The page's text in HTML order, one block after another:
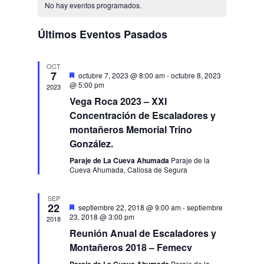
fecha.
de
No hay eventos programados.
Últimos Eventos Pasados
OCT
7
2023
Destacado
octubre 7, 2023 @ 8:00 am-octubre 8, 2023
@ 5:00 pm
Vega Roca 2023 – XXI
Concentración de Escaladores y
montañeros Memorial Trino
González.
Paraje de La Cueva Ahumada Paraje de la
Cueva Ahumada, Callosa de Segura
SEP
22
2018
Destacado
septiembre 22, 2018 @ 9:00 am-septiembre
23, 2018 @ 3:00 pm
Reunión Anual de Escaladores y
Montañeros 2018 – Femecv